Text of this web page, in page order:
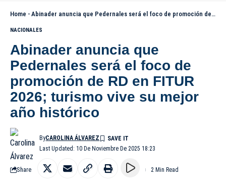
Home - Abinader anuncia que Pedernales será el foco de promoción de RD en FITUR 2026; turismo vive su mejor año histórico
NACIONALES
Abinader anuncia que
Pedernales será el foco de
promoción de RD en FITUR
2026; turismo vive su mejor
año histórico
Last Updated: 10 De Noviembre De 2025 18:23
ByCAROLINA ÁLVAREZ
Share 2 Min Read